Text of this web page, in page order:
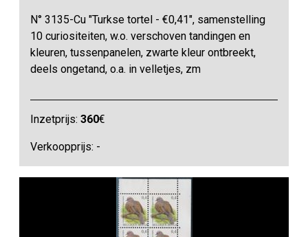
N° 3135-Cu "Turkse tortel - €0,41", samenstelling
10 curiositeiten, w.o. verschoven tandingen en
kleuren, tussenpanelen, zwarte kleur ontbreekt,
deels ongetand, o.a. in velletjes, zm
Inzetprijs:360€
Verkoopprijs: -